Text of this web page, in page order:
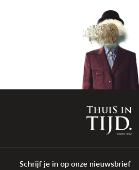
19mm
10 ATM (100 meter)
5 jaar internationaal
Schrijf je in op onze nieuwsbrief